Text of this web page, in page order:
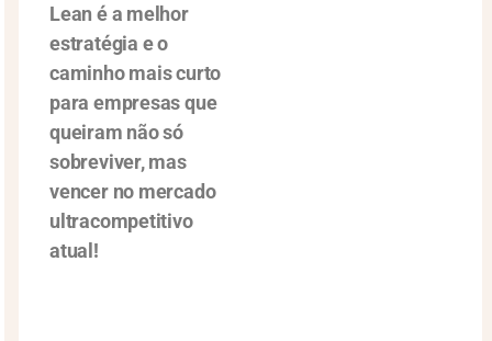
Lean é a melhor
estratégia e o
caminho mais curto
para empresas que
queiram não só
sobreviver, mas
vencer no mercado
ultracompetitivo
atual!